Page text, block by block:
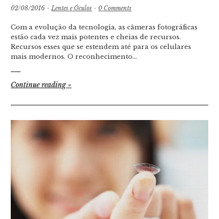
02/08/2016 · Lentes e Óculos · 0 Comments
Com a evolução da tecnologia, as câmeras fotográficas
estão cada vez mais potentes e cheias de recursos.
Recursos esses que se estendem até para os celulares
mais modernos. O reconhecimento…
Continue reading»